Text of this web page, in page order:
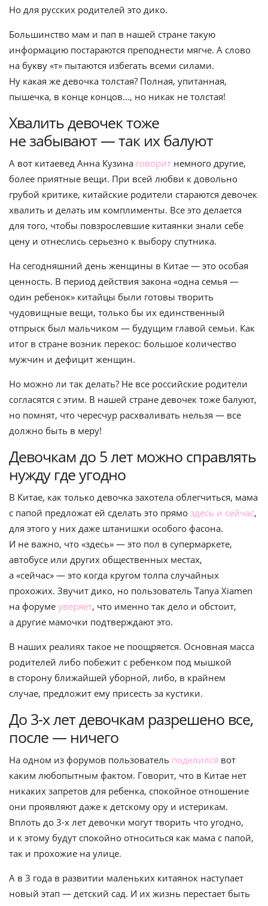
Но для русских родителей это дико.
Большинство мам и пап в нашей стране такую
информацию постараются преподнести мягче. А слово
на букву «т» пытаются избегать всеми силами.
Ну какая же девочка толстая? Полная, упитанная,
пышечка, в конце концов…, но никак не толстая!
Хвалить девочек тоже
не забывают — так их балуют
А вот китаевед Анна Кузина говорит немного другие,
более приятные вещи. При всей любви к довольно
грубой критике, китайские родители стараются девочек
хвалить и делать им комплименты. Все это делается
для того, чтобы повзрослевшие китаянки знали себе
цену и отнеслись серьезно к выбору спутника.
На сегодняшний день женщины в Китае — это особая
ценность. В период действия закона «одна семья —
один ребенок» китайцы были готовы творить
чудовищные вещи, только бы их единственный
отпрыск был мальчиком — будущим главой семьи. Как
итог в стране возник перекос: большое количество
мужчин и дефицит женщин.
Но можно ли так делать? Не все российские родители
согласятся с этим. В нашей стране девочек тоже балуют,
но помнят, что чересчур расхваливать нельзя — все
должно быть в меру!
Девочкам до 5 лет можно справлять
нужду где угодно
В Китае, как только девочка захотела облегчиться, мама
с папой предложат ей сделать это прямо здесь и сейчас,
для этого у них даже штанишки особого фасона.
И не важно, что «здесь» — это пол в супермаркете,
автобусе или других общественных местах,
а «сейчас» — это когда кругом толпа случайных
прохожих. Звучит дико, но пользователь Tanya Xiamen
на форуме уверяет, что именно так дело и обстоит,
а другие мамочки подтверждают это.
В наших реалиях такое не поощряется. Основная масса
родителей либо побежит с ребенком под мышкой
в сторону ближайшей уборной, либо, в крайнем
случае, предложит ему присесть за кустики.
До 3-х лет девочкам разрешено все,
после — ничего
На одном из форумов пользователь поделился вот
каким любопытным фактом. Говорит, что в Китае нет
никаких запретов для ребенка, спокойное отношение
они проявляют даже к детскому ору и истерикам.
Вплоть до 3-х лет девочки могут творить что угодно,
и к этому будут спокойно относиться как мама с папой,
так и прохожие на улице.
А в 3 года в развитии маленьких китаянок наступает
новый этап — детский сад. И их жизнь перестает быть